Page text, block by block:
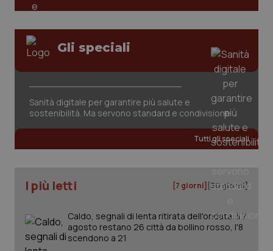
Gli speciali
Sanità digitale per garantire più salute e
sostenibilità. Ma servono standard e condivisione
Tutti gli speciali
I più letti [7 giorni] [30 giorni]
Caldo, segnali di lenta ritirata dell'ondata: il 7
agosto restano 26 città da bollino rosso, l'8
scendono a 21
tracking-sites-ironfish-
www.quotidianosanita.it
tracking-sites-ironfish-
session-id
www.quotidianosanita.it